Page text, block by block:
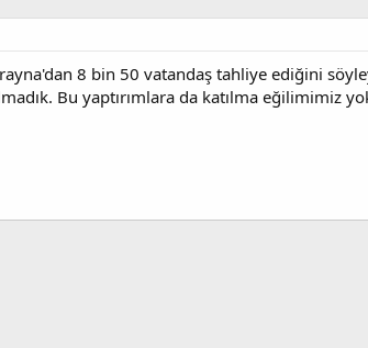
8 bin 50 vatandaş tahliye ediğini
Bu yaptırımlara da katılma eğilimimiz